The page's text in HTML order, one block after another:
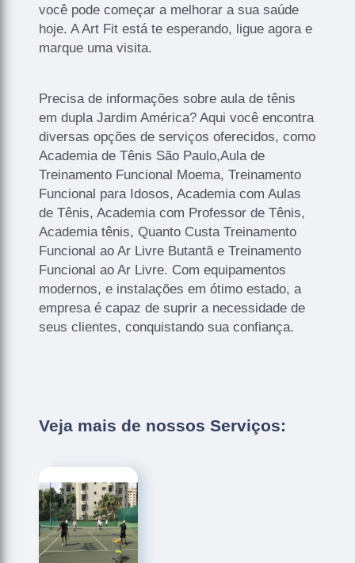
você pode começar a melhorar a sua saúde
hoje. A Art Fit está te esperando, ligue agora e
marque uma visita.
Precisa de informações sobre aula de tênis
em dupla Jardim América? Aqui você encontra
diversas opções de serviços oferecidos, como
Academia de Tênis São Paulo,Aula de
Treinamento Funcional Moema, Treinamento
Funcional para Idosos, Academia com Aulas
de Tênis, Academia com Professor de Tênis,
Academia tênis, Quanto Custa Treinamento
Funcional ao Ar Livre Butantã e Treinamento
Funcional ao Ar Livre. Com equipamentos
modernos, e instalações em ótimo estado, a
empresa é capaz de suprir a necessidade de
seus clientes, conquistando sua confiança.
Veja mais de nossos Serviços: